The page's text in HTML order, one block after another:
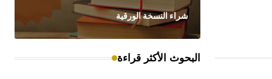
شراء النسخة الورقية
البحوث الأكثر قراءة